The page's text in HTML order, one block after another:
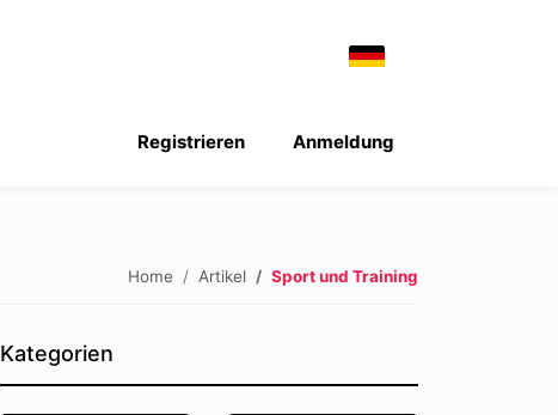
Anmeldung
Registrieren
Home Artikel Sport und Training
Kategorien